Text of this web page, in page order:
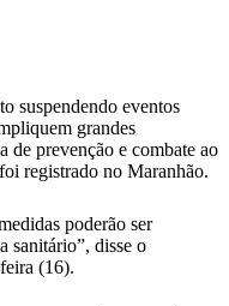
suspendendo eventos
grandes
de prevenção e combate ao
registrado no Maranhão.
poderão ser
sanitário”, disse o
(16).